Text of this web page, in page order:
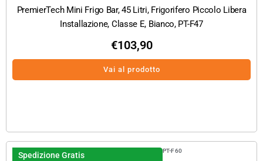
PremierTech Mini Frigo Bar, 45 Litri, Frigorifero Piccolo Libera
Installazione, Classe E, Bianco, PT-F47
€103,90
Vai al prodotto
Spedizione Gratis PT-F60